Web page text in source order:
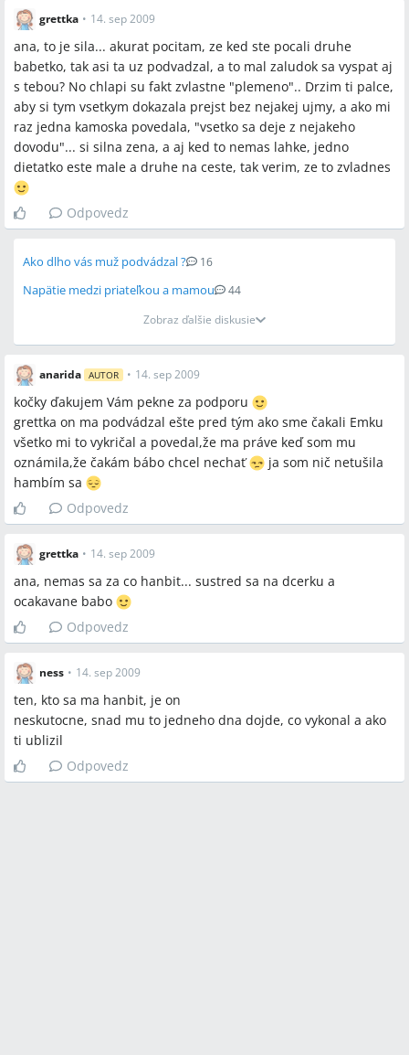
grettka • 14. sep 2009
ana, to je sila... akurat pocitam, ze ked ste pocali druhe
babetko, tak asi ta uz podvadzal, a to mal zaludok sa vyspat aj
s tebou? No chlapi su fakt zvlastne "plemeno".. Drzim ti palce,
aby si tym vsetkym dokazala prejst bez nejakej ujmy, a ako mi
raz jedna kamoska povedala, "vsetko sa deje z nejakeho
dovodu"... si silna zena, a aj ked to nemas lahke, jedno
dietatko este male a druhe na ceste, tak verim, ze to zvladnes
Odpovedz
Ako dlho vás muž podvádzal ? 16
Napätie medzi priateľkou a mamou
44
Zobraz ďalšie diskusie
anarida AUTOR • 14. sep 2009
kočky ďakujem Vám pekne za podporu
grettka on ma podvádzal ešte pred tým ako sme čakali Emku
všetko mi to vykričal a povedal,že ma práve keď som mu
oznámila,že čakám bábo chcel nechať
ja som nič netušila
hambím sa
Odpovedz
grettka • 14. sep 2009
ana, nemas sa za co hanbit... sustred sa na dcerku a
ocakavane babo
Odpovedz
ness • 14. sep 2009
ten, kto sa ma hanbit, je on
neskutocne, snad mu to jedneho dna dojde, co vykonal a ako
ti ublizil
Odpovedz